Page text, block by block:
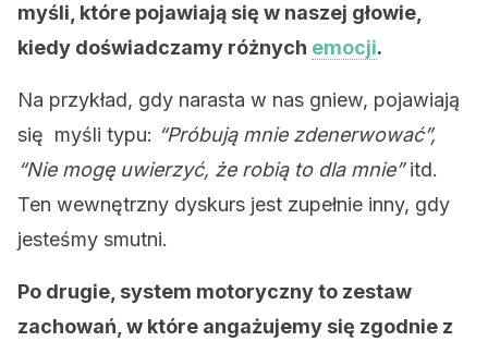
myśli, które pojawiają się w naszej głowie,
kiedy doświadczamy różnych emocji.
Na przykład, gdy narasta w nas gniew, pojawiają
się myśli typu: “Próbują mnie zdenerwować”,
“Nie mogę uwierzyć, że robią to dla mnie”itd.
Ten wewnętrzny dyskurs jest zupełnie inny, gdy
jesteśmy smutni.
Po drugie, system motoryczny to zestaw
zachowań, w które angażujemy się zgodnie z